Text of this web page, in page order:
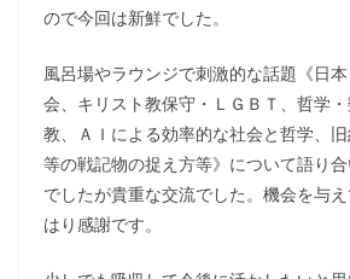
ので今回は新鮮でした。
風呂場やラウンジで刺激的な話題《日
会、キリスト教保守・ＬＧＢＴ、哲学
教、ＡＩによる効率的な社会と哲学、
等の戦記物の捉え方等》について語り
でしたが貴重な交流でした。機会を与
はり感謝です。